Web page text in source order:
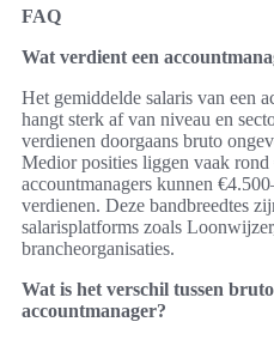
FAQ
Wat verdient een
Het gemiddelde salaris van een
hangt sterk af van niveau en
verdienen doorgaans bruto
Medior posities liggen vaak
accountmanagers kunnen
verdienen. Deze bandbreedtes
salarisplatforms zoals
brancheorganisaties.
Wat is het verschil tussen
accountmanager?